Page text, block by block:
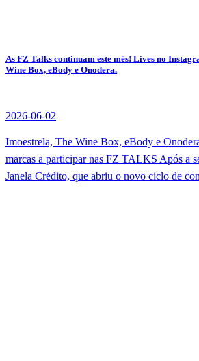
As FZ Talks continuam este mês! Lives no
Wine Box, eBody e Onodera.
2026-06-02
Imoestrela, The Wine Box, eBody e
marcas a participar nas FZ TALKS Após a
Janela Crédito, que abriu o novo ciclo de